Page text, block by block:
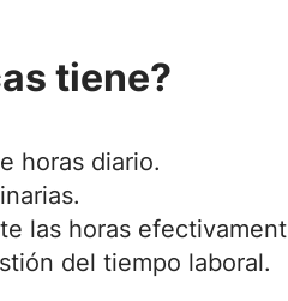
tiene?
horas diario.
las horas
del tiempo laboral.